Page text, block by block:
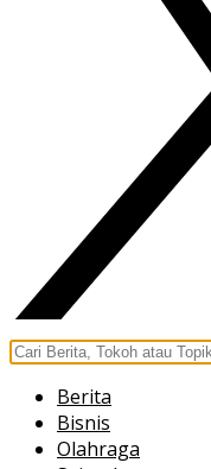
Berita
Bisnis
Olahraga